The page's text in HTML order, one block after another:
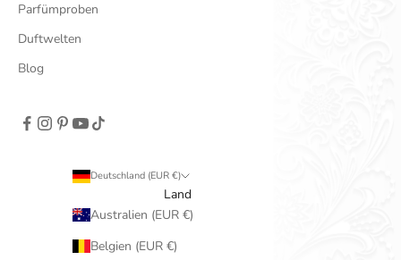
Parfümproben
Duftwelten
Blog
Deutschland (EUR €)
Land
Australien (EUR €)
Belgien (EUR €)